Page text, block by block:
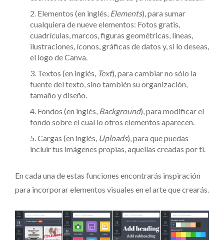
Elementos (en inglés, Elements), para sumar
cualquiera de nueve elementos: Fotos gratis,
cuadrículas, marcos, figuras geométricas, líneas,
ilustraciones, íconos, gráficas de datos y, si lo deseas,
el logo de Canva.
Textos (en inglés, Text), para cambiar no sólo la
fuente del texto, sino también su organización,
tamaño y diseño.
Fondos (en inglés, Background), para modificar el
fondo sobre el cual lo otros elementos aparecen.
Cargas (en inglés, Uploads), para que puedas
incluir tus imágenes propias, aquellas creadas por ti.
En cada una de estas funciones encontrarás inspiración
para incorporar elementos visuales en el arte que crearás.